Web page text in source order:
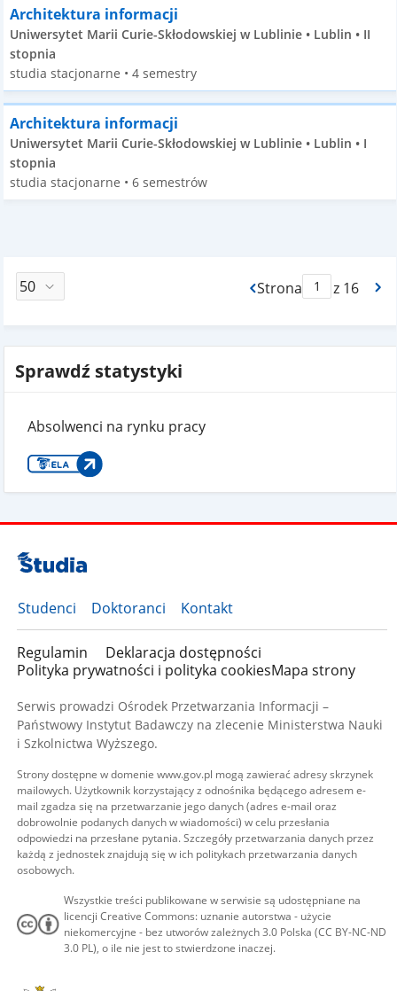
Architektura informacji
Uniwersytet Marii Curie-Skłodowskiej w Lublinie • Lublin • II
stopnia
studia stacjonarne • 4 semestry
Architektura informacji
Uniwersytet Marii Curie-Skłodowskiej w Lublinie • Lublin • I
stopnia
studia stacjonarne • 6 semestrów
Strona
Max Stronaz 16
Sprawdź statystyki
Absolwenci na rynku pracy
Studenci Doktoranci Kontakt
Regulamin
Deklaracja dostępności
Polityka prywatności i polityka cookiesMapa strony
Serwis prowadzi Ośrodek Przetwarzania Informacji –
Państwowy Instytut Badawczy na zlecenie Ministerstwa Nauki
i Szkolnictwa Wyższego.
Strony dostępne w domenie www.gov.pl mogą zawierać adresy skrzynek
mailowych. Użytkownik korzystający z odnośnika będącego adresem e-
mail zgadza się na przetwarzanie jego danych (adres e-mail oraz
dobrowolnie podanych danych w wiadomości) w celu przesłania
odpowiedzi na przesłane pytania. Szczegóły przetwarzania danych przez
każdą z jednostek znajdują się w ich politykach przetwarzania danych
osobowych.
Wszystkie treści publikowane w serwisie są udostępniane na
licencji Creative Commons: uznanie autorstwa - użycie
niekomercyjne - bez utworów zależnych 3.0 Polska (CC BY-NC-ND
3.0 PL), o ile nie jest to stwierdzone inaczej.